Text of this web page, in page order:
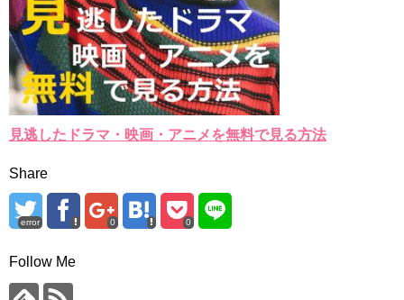
見逃したドラマ・映画・アニメを無料で見る方法
Share
error 0 0
Follow Me